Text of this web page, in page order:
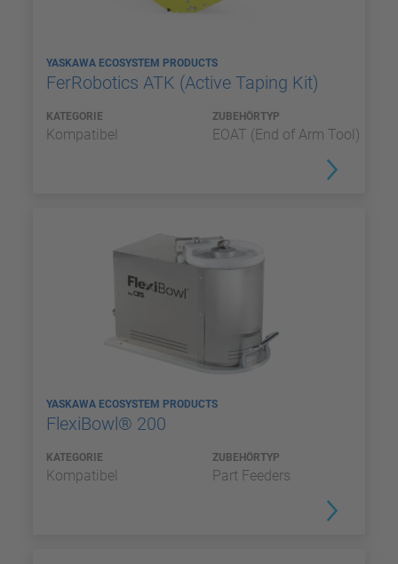
YASKAWA ECOSYSTEM PRODUCTS
FerRobotics ATK (Active Taping Kit)
KATEGORIE
Kompatibel
ZUBEHÖRTYP
EOAT (End of Arm Tool)
YASKAWA ECOSYSTEM PRODUCTS
FlexiBowl® 200
KATEGORIE
Kompatibel
ZUBEHÖRTYP
Part Feeders